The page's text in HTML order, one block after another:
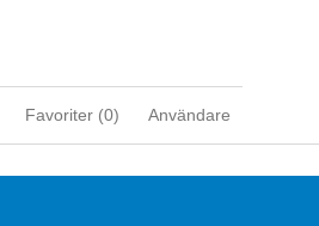
Favoriter (0) Användare